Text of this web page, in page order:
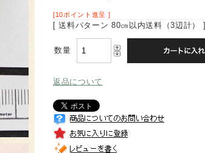
[10ポイント進呈 ]
[ 送料パターン 80㎝以内送料（3辺計） ]
数量
返品について